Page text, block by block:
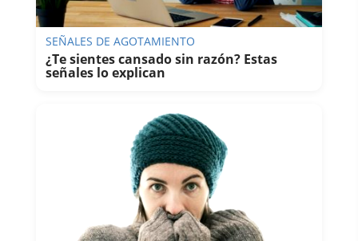
SEÑALES DE AGOTAMIENTO
¿Te sientes cansado sin razón? Estas
señales lo explican